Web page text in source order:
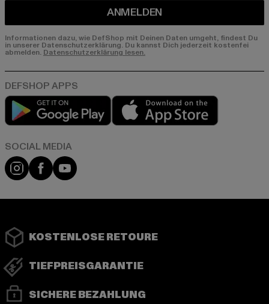
ANMELDEN
Informationen dazu, wie DefShop mit Deinen Daten umgeht, findest Du
in unserer Datenschutzerklärung. Du kannst Dich jederzeit kostenfei
abmelden. Datenschutzerklärung lesen.
Play market
Instagram
FacebookYouTube
KOSTENLOSE RETOURE
TIEFPREISGARANTIE
SICHERE BEZAHLUNG